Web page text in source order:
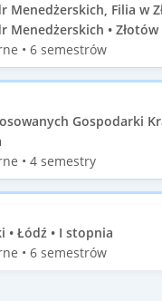
Menedżerskich, Filia w
Menedżerskich •
• 6 semestrów
Gospodarki
• 4 semestry
Łódź • I stopnia
• 6 semestrów